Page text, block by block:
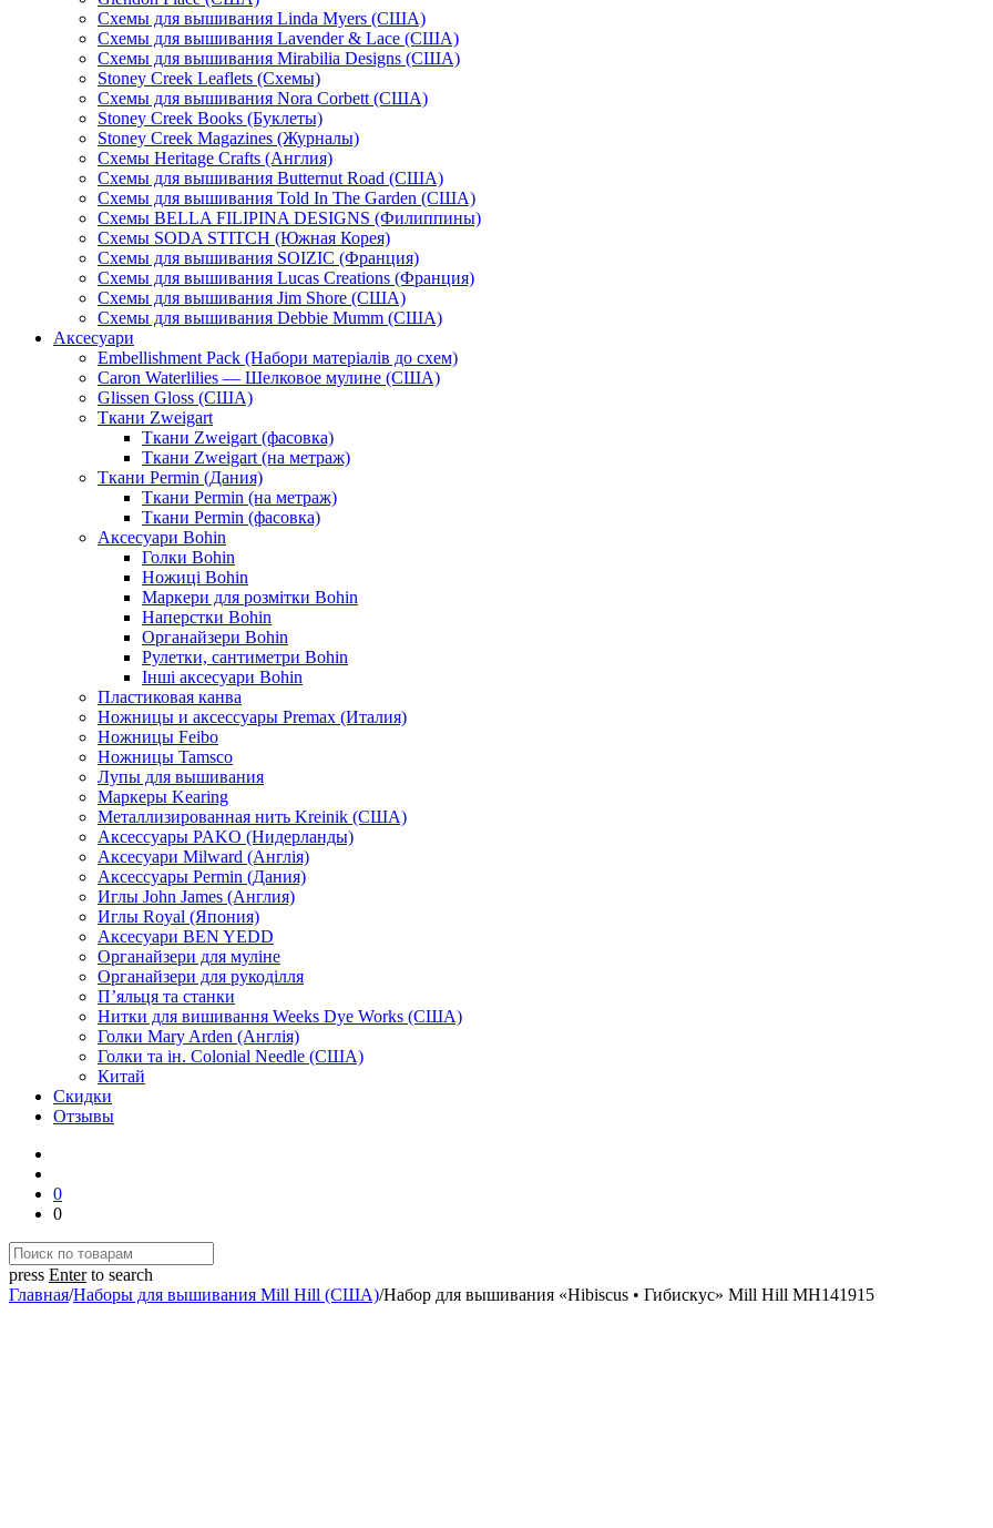
Схемы для вышивания Linda Myers (США)
Схемы для вышивания Lavender & Lace (США)
Схемы для вышивания Mirabilia Designs (США)
Stoney Creek Leaflets (Схемы)
Схемы для вышивания Nora Corbett (США)
Stoney Creek Books (Буклеты)
Stoney Creek Magazines (Журналы)
Схемы Heritage Crafts (Англия)
Схемы для вышивания Butternut Road (США)
Схемы для вышивания Told In The Garden (США)
Схемы BELLA FILIPINA DESIGNS (Филиппины)
Схемы SODA STITCH (Южная Корея)
Схемы для вышивания SOIZIC (Франция)
Схемы для вышивания Lucas Creations (Франция)
Схемы для вышивания Jim Shore (США)
Схемы для вышивания Debbie Mumm (США)
Аксесуари
Embellishment Pack (Набори матеріалів до схем)
Caron Waterlilies — Шелковое мулине (США)
Glissen Gloss (США)
Ткани Zweigart
Ткани Zweigart (фасовка)
Ткани Zweigart (на метраж)
Ткани Permin (Дания)
Ткани Permin (на метраж)
Ткани Permin (фасовка)
Аксесуари Bohin
Голки Bohin
Ножиці Bohin
Маркери для розмітки Bohin
Наперстки Bohin
Органайзери Bohin
Рулетки, сантиметри Bohin
Інші аксесуари Bohin
Пластиковая канва
Ножницы и аксессуары Premax (Италия)
Ножницы Feibo
Ножницы Tamsco
Лупы для вышивания
Маркеры Kearing
Металлизированная нить Kreinik (США)
Аксессуары PAKO (Нидерланды)
Аксесуари Milward (Англія)
Аксессуары Permin (Дания)
Иглы John James (Англия)
Иглы Royal (Япония)
Аксесуари BEN YEDD
Органайзери для муліне
Органайзери для рукоділля
П’яльця та станки
Нитки для вишивання Weeks Dye Works (США)
Голки Mary Arden (Англія)
Голки та ін. Colonial Needle (США)
Китай
Скидки
Отзывы
0
0
press Enterto search
Главная/Наборы для вышивания Mill Hill (США)/Набор для вышивания «Hibiscus • Гибискус» Mill Hill MH141915